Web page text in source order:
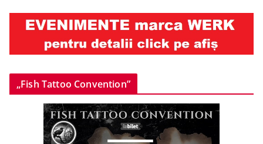
„Fish Tattoo Convention”